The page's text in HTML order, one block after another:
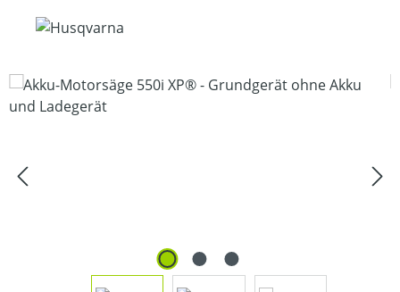
Bildergalerie überspringen